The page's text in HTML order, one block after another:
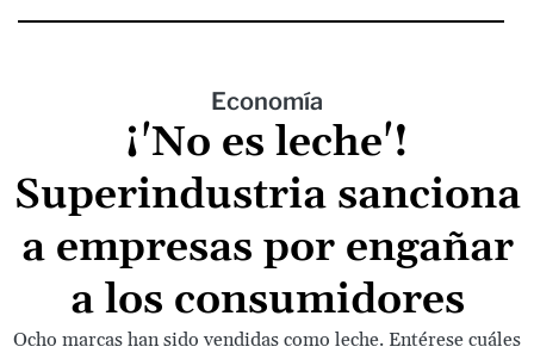
Economía
¡'No es leche'!
Superindustria sanciona
a empresas por engañar
a los consumidores
Ocho marcas han sido vendidas como leche. Entérese cuáles